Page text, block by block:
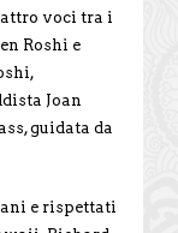
voci tra i
Roshi e
Joan
guidata da
e rispettati